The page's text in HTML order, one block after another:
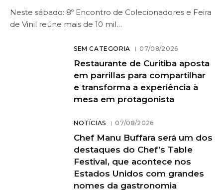
Neste sábado: 8º Encontro de Colecionadores e Feira
de Vinil reúne mais de 10 mil…
SEM CATEGORIA 07/08/2026
Restaurante de Curitiba aposta
em parrillas para compartilhar
e transforma a experiência à
mesa em protagonista
NOTÍCIAS 07/08/2026
Chef Manu Buffara será um dos
destaques do Chef’s Table
Festival, que acontece nos
Estados Unidos com grandes
nomes da gastronomia